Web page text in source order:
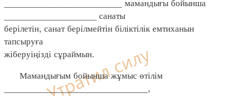
__________________ санаты
берілетін, санат берілмейтін біліктілік емтиханын
тапсыруға
жіберуіңізді сұраймын.
Мамандығым бойынша жұмыс өтілім
____________________________,